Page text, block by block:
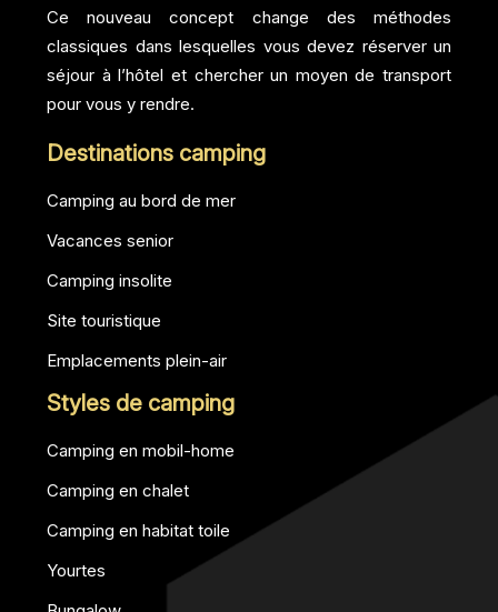
Ce nouveau concept change des méthodes
classiques dans lesquelles vous devez réserver un
séjour à l’hôtel et chercher un moyen de transport
pour vous y rendre.
Destinations camping
Camping au bord de mer
Vacances senior
Camping insolite
Site touristique
Emplacements plein-air
Styles de camping
Camping en mobil-home
Camping en chalet
Camping en habitat toile
Yourtes